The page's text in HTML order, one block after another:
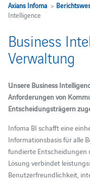
Axians Infoma>
Intelligence
Business
Verwaltung
Unsere Business
Anforderungen von
Entscheidungsträgern
Infoma BI schafft eine
Informationsbasis für alle
fundierte Entscheidungen
Lösung verbindet
Benutzerfreundlichkeit,